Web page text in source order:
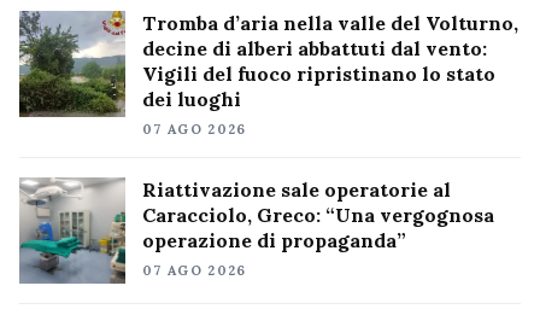
Tromba d’aria nella valle del Volturno,
decine di alberi abbattuti dal vento:
Vigili del fuoco ripristinano lo stato
dei luoghi
07 AGO 2026
Riattivazione sale operatorie al
Caracciolo, Greco: “Una vergognosa
operazione di propaganda”
07 AGO 2026